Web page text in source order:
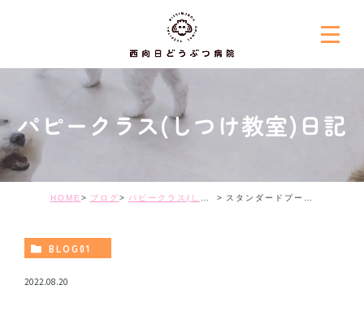
パピークラス(しつけ教室)日記
HOME ブログ パピークラス(しつけ教室)日記 スタンダードプードルの子犬
BLOG01
2022.08.20